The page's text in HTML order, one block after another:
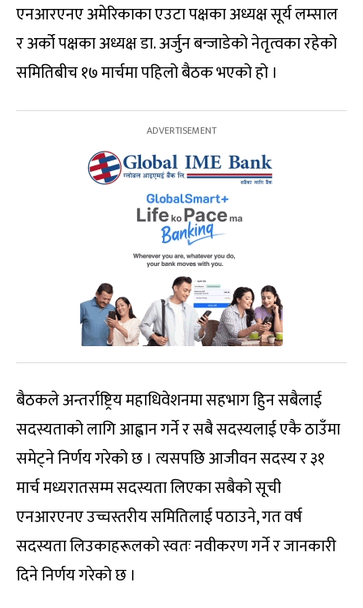
एनआरएनए अमेरिकाका एउटा पक्षका अध्यक्ष सूर्य लम्साल
र अर्को पक्षका अध्यक्ष डा. अर्जुन बन्जाडेको नेतृत्वका रहेको
समितिबीच १७ मार्चमा पहिलो बैठक भएको हो ।
बैठकले अन्तर्राष्ट्रिय महाधिवेशनमा सहभाग हिुन सबैलाई
सदस्यताको लागि आह्वान गर्ने र सबै सदस्यलाई एकै ठाउँमा
समेट्ने निर्णय गरेको छ । त्यसपछि आजीवन सदस्य र ३१
मार्च मध्यरातसम्म सदस्यता लिएका सबैको सूची
एनआरएनए उच्चस्तरीय समितिलाई पठाउने, गत वर्ष
सदस्यता लिउकाहरूलको स्वतः नवीकरण गर्ने र जानकारी
दिने निर्णय गरेको छ ।